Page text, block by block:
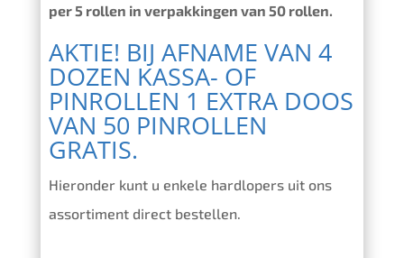
per 5 rollen in verpakkingen van 50 rollen.
AKTIE! BIJ AFNAME VAN 4
DOZEN KASSA- OF
PINROLLEN 1 EXTRA DOOS
VAN 50 PINROLLEN
GRATIS.
Hieronder kunt u enkele hardlopers uit ons
assortiment direct bestellen.